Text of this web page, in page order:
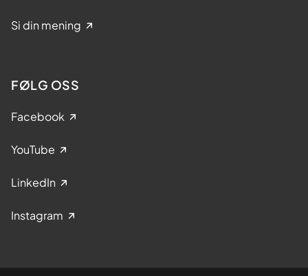
Si din mening
FØLG OSS
Facebook
YouTube
LinkedIn
Instagram